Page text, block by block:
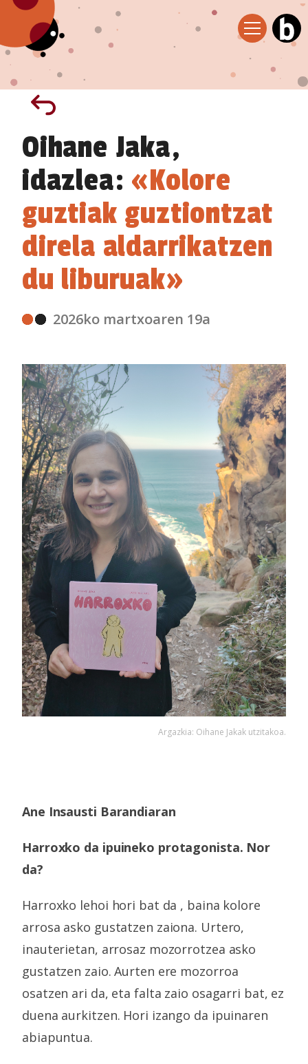
Oihane Jaka,
idazlea: «Kolore
guztiak guztiontzat
direla aldarrikatzen
du liburuak»
2026ko martxoaren 19a
Argazkia: Oihane Jakak utzitakoa.
Ane Insausti Barandiaran
Harroxko da ipuineko protagonista. Nor
da?
Harroxko lehoi hori bat da , baina kolore
arrosa asko gustatzen zaiona. Urtero,
inauterietan, arrosaz mozorrotzea asko
gustatzen zaio. Aurten ere mozorroa
osatzen ari da, eta falta zaio osagarri bat, ez
duena aurkitzen. Hori izango da ipuinaren
abiapuntua.